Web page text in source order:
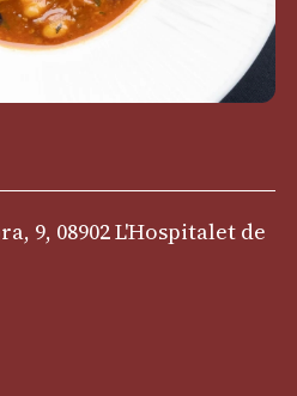
9, 08902 L'Hospitalet de